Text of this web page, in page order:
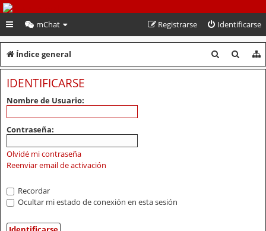
PeruVoley.com
mChat Identificarse
Registrarse
Índice general
u
u
IDENTIFICARSE
Nombre de Usuario:
Contraseña:
Olvidé mi contraseña
Reenviar email de activación
Recordar
Ocultar mi estado de conexión en esta sesión